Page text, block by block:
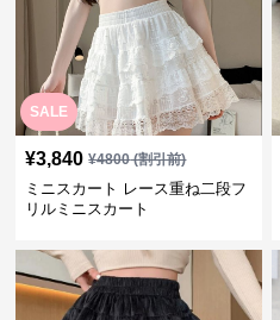
SALE
¥3,840 ¥4800(割引前)
ミニスカート レース重ね二段フ
リルミニスカート